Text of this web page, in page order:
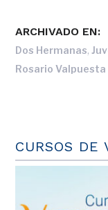
ARCHIVADO EN:
Dos Hermanas,
Rosario Valpuesta
CURSOS DE